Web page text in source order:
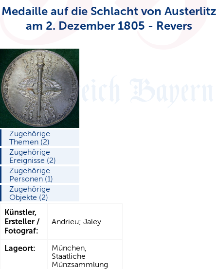
Medaille auf die Schlacht von Austerlitz
am 2. Dezember 1805 - Revers
Zugehörige
Themen (2)
Zugehörige
Ereignisse (2)
Zugehörige
Personen (1)
Zugehörige
Objekte (2)
Künstler,
Ersteller /
Fotograf:
Andrieu; Jaley
Lageort:
München,
Staatliche
Münzsammlung